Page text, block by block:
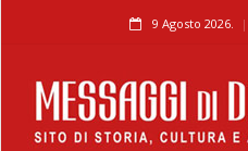
9 Agosto 2026.